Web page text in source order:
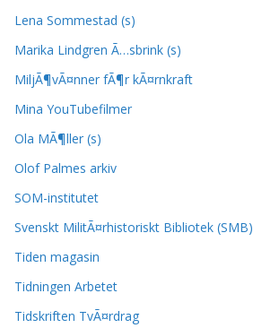
Lena Sommestad (s)
Marika Lindgren Ã…sbrink (s)
MiljÃ¶vÃ¤nner fÃ¶r kÃ¤rnkraft
Mina YouTubefilmer
Ola MÃ¶ller (s)
Olof Palmes arkiv
SOM-institutet
Svenskt MilitÃ¤rhistoriskt Bibliotek (SMB)
Tiden magasin
Tidningen Arbetet
Tidskriften TvÃ¤rdrag